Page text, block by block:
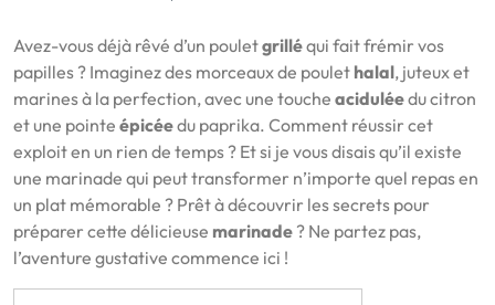
Avez-vous déjà rêvé d’un pouletgrilléqui fait frémir vos
papilles ? Imaginez des morceaux de poulet halal, juteux et
marines à la perfection, avec une touche aciduléedu citron
et une pointe épicéedu paprika. Comment réussir cet
exploit en un rien de temps ? Et si je vous disais qu’il existe
une marinade qui peut transformer n’importe quel repas en
un plat mémorable ? Prêt à découvrir les secrets pour
préparer cette délicieuse marinade ? Ne partez pas,
l’aventure gustative commence ici !